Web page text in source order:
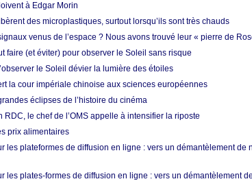
à Edgar Morin
des microplastiques, surtout lorsqu’ils sont très chauds
venus de l’espace ? Nous avons trouvé leur « pierre de
faire (et éviter) pour observer le Soleil sans risque
le Soleil dévier la lumière des étoiles
la cour impériale chinoise aux sciences européennes
éclipses de l’histoire du cinéma
RDC, le chef de l’OMS appelle à intensifier la riposte
prix alimentaires
les plateformes de diffusion en ligne : vers un démantèlement de
les plates-formes de diffusion en ligne : vers un démantèlement